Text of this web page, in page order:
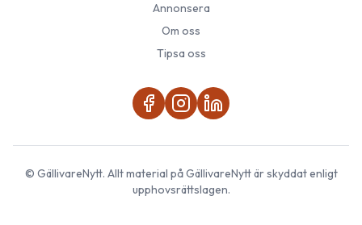
Annonsera
Om oss
Tipsa oss
© GällivareNytt. Allt material påGällivareNyttär skyddat enligt
upphovsrättslagen.